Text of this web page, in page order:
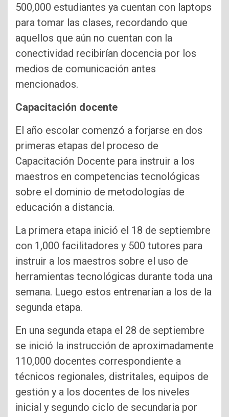
500,000 estudiantes ya cuentan con laptops
para tomar las clases, recordando que
aquellos que aún no cuentan con la
conectividad recibirían docencia por los
medios de comunicación antes
mencionados.
Capacitación docente
El año escolar comenzó a forjarse en dos
primeras etapas del proceso de
Capacitación Docente para instruir a los
maestros en competencias tecnológicas
sobre el dominio de metodologías de
educación a distancia.
La primera etapa inició el 18 de septiembre
con 1,000 facilitadores y 500 tutores para
instruir a los maestros sobre el uso de
herramientas tecnológicas durante toda una
semana. Luego estos entrenarían a los de la
segunda etapa.
En una segunda etapa el 28 de septiembre
se inició la instrucción de aproximadamente
110,000 docentes correspondiente a
técnicos regionales, distritales, equipos de
gestión y a los docentes de los niveles
inicial y segundo ciclo de secundaria por